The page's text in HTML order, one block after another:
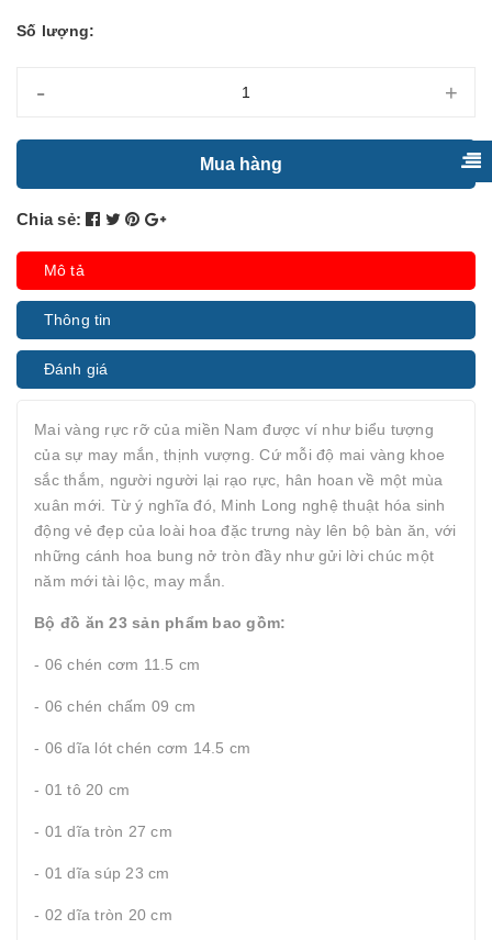
Số lượng:
- +
Mua hàng
Chia sẻ:
Mô tả
Thông tin
Đánh giá
Mai vàng rực rỡ của miền Nam được ví như biểu tượng
của sự may mắn, thịnh vượng. Cứ mỗi độ mai vàng khoe
sắc thắm, người người lại rạo rực, hân hoan về một mùa
xuân mới. Từ ý nghĩa đó, Minh Long nghệ thuật hóa sinh
động vẻ đẹp của loài hoa đặc trưng này lên bộ bàn ăn, với
những cánh hoa bung nở tròn đầy như gửi lời chúc một
năm mới tài lộc, may mắn.
Bộ đồ ăn 23 sản phẩm bao gồm:
- 06 chén cơm 11.5 cm
- 06 chén chấm 09 cm
- 06 dĩa lót chén cơm 14.5 cm
- 01 tô 20 cm
- 01 dĩa tròn 27 cm
- 01 dĩa súp 23 cm
- 02 dĩa tròn 20 cm